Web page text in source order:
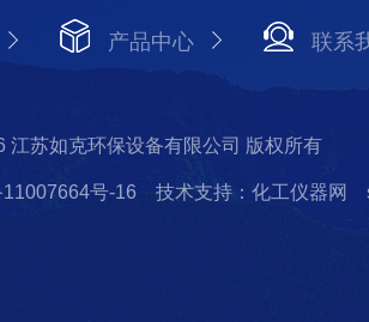
产品中心 联系
江苏如克环保设备有限公司 版权所有
号-16 技术支持：化工仪器网